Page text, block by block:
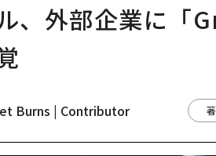
、外部企業に「
Burns | Contributor